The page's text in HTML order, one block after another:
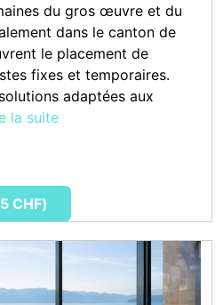
du gros œuvre et du
dans le canton de
le placement de
fixes et temporaires.
adaptées aux
la suite
CHF)